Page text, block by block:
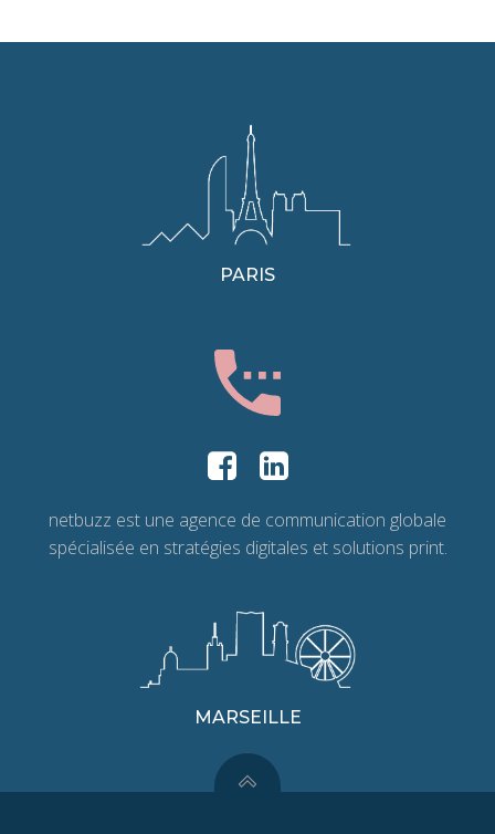
PARIS
netbuzz est une agence de communication globale
spécialisée en stratégies digitales et solutions print.
MARSEILLE